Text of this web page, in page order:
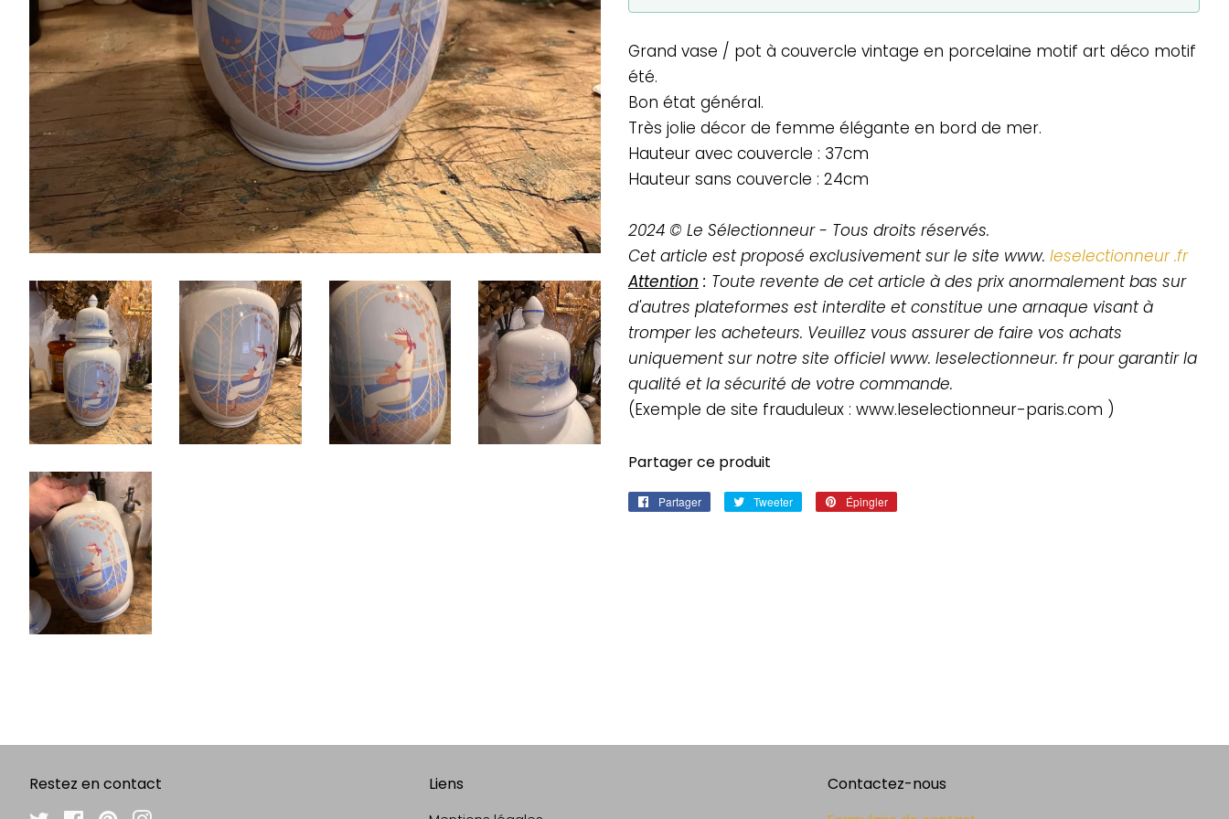
Grand vase / pot à couvercle vintage en porcelaine motif art déco motif
été.
Bon état général.
Très jolie décor de femme élégante en bord de mer.
Hauteur avec couvercle : 37cm
Hauteur sans couvercle : 24cm
2024 © Le Sélectionneur - Tous droits réservés.
Cet article est proposé exclusivement sur le site www. leselectionneur .fr
Attention : Toute revente de cet article à des prix anormalement bas sur
d'autres plateformes est interdite et constitue une arnaque visant à
tromper les acheteurs. Veuillez vous assurer de faire vos achats
uniquement sur notre site officiel www. leselectionneur. fr pour garantir la
qualité et la sécurité de votre commande.
(Exemple de site frauduleux : www.leselectionneur-paris.com )
Partager ce produit
Partager
Partager Tweeter
Tweeter
Épingler
Restez en contact Liens Contactez-nous